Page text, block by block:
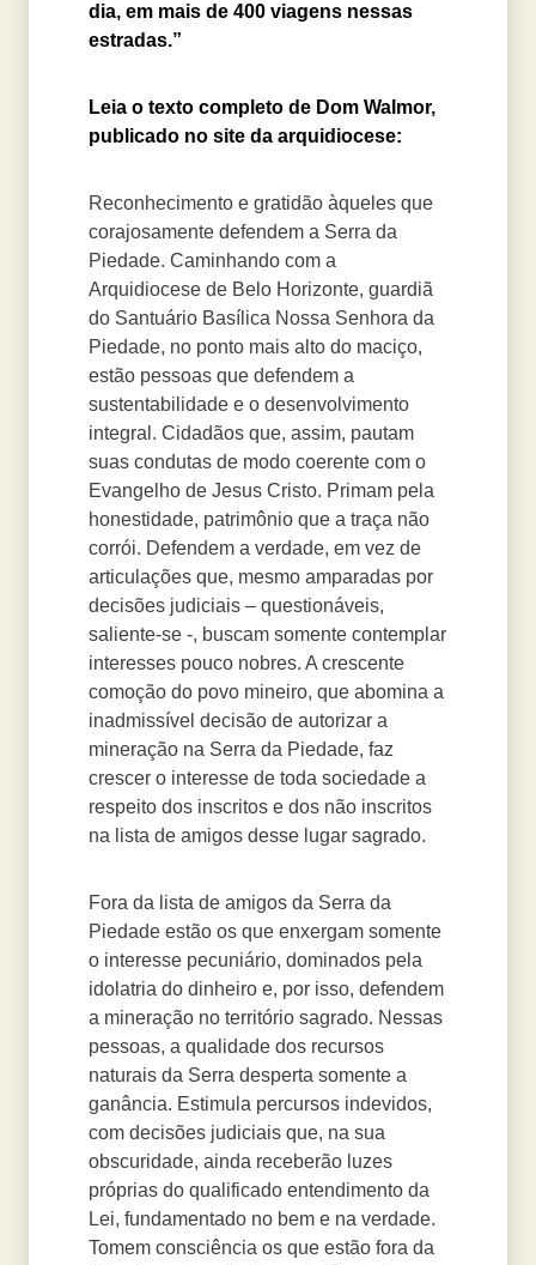
dia, em mais de 400 viagens nessas
estradas.”
Leia o texto completo de Dom Walmor,
publicado no site da arquidiocese:
Reconhecimento e gratidão àqueles que
corajosamente defendem a Serra da
Piedade. Caminhando com a
Arquidiocese de Belo Horizonte, guardiã
do Santuário Basílica Nossa Senhora da
Piedade, no ponto mais alto do maciço,
estão pessoas que defendem a
sustentabilidade e o desenvolvimento
integral. Cidadãos que, assim, pautam
suas condutas de modo coerente com o
Evangelho de Jesus Cristo. Primam pela
honestidade, patrimônio que a traça não
corrói. Defendem a verdade, em vez de
articulações que, mesmo amparadas por
decisões judiciais – questionáveis,
saliente-se -, buscam somente contemplar
interesses pouco nobres. A crescente
comoção do povo mineiro, que abomina a
inadmissível decisão de autorizar a
mineração na Serra da Piedade, faz
crescer o interesse de toda sociedade a
respeito dos inscritos e dos não inscritos
na lista de amigos desse lugar sagrado.
Fora da lista de amigos da Serra da
Piedade estão os que enxergam somente
o interesse pecuniário, dominados pela
idolatria do dinheiro e, por isso, defendem
a mineração no território sagrado. Nessas
pessoas, a qualidade dos recursos
naturais da Serra desperta somente a
ganância. Estimula percursos indevidos,
com decisões judiciais que, na sua
obscuridade, ainda receberão luzes
próprias do qualificado entendimento da
Lei, fundamentado no bem e na verdade.
Tomem consciência os que estão fora da